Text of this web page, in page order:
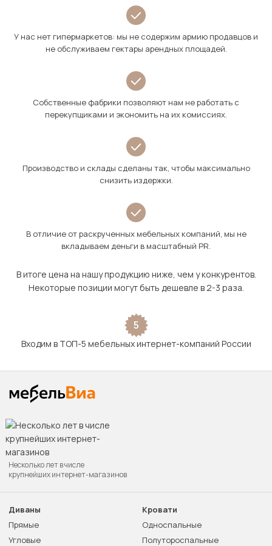
У нас нет гипермаркетов: мы не содержим армию продавцов и
не обслуживаем гектары арендных площадей.
Собственные фабрики позволяют нам не работать с
перекупщиками и экономить на их комиссиях.
Производство и склады сделаны так, чтобы максимально
снизить издержки.
В отличие от раскрученных мебельных компаний, мы не
вкладываем деньги в масштабный PR.
В итоге цена на нашу продукцию ниже, чем у конкурентов.
Некоторые позиции могут быть дешевле в 2-3 раза.
5
Входим в ТОП-5 мебельных интернет-компаний России
Несколько лет в числе
крупнейших интернет-магазинов
Диваны
Прямые
Угловые
Кровати
Односпальные
Полутороспальные